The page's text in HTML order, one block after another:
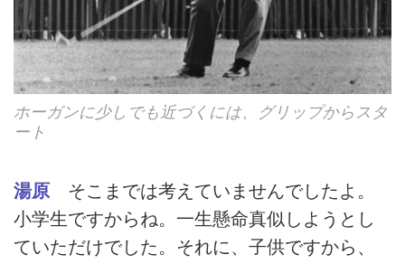
ホーガンに少しでも近づくには、グリップからスタ
ート
湯原 そこまでは考えていませんでしたよ。
小学生ですからね。一生懸命真似しようとし
ていただけでした。それに、子供ですから、